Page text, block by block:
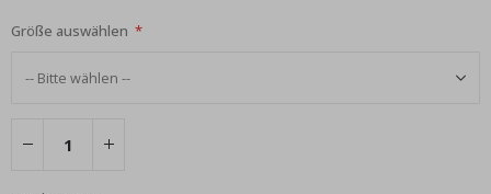
Größe auswählen